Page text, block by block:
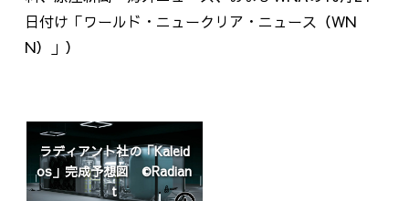
日付け「ワールド・ニュークリア・ニュース（WN
N）」）
ラディアント社の「Kaleid
os」完成予想図 ©Radian
t